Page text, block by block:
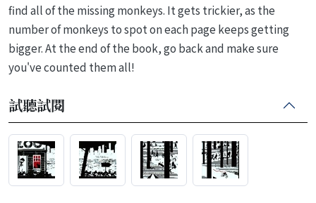
find all of the missing monkeys. It gets trickier, as the
number of monkeys to spot on each page keeps getting
bigger. At the end of the book, go back and make sure
you've counted them all!
試聽試閱